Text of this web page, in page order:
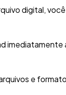
digital,
imediatamente
e